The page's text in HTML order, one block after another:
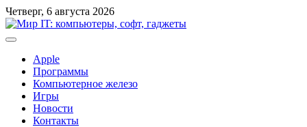
Перейти
к
содержимому
Четверг, 6 августа 2026
Apple
Программы
Компьютерное железо
Игры
Новости
Контакты